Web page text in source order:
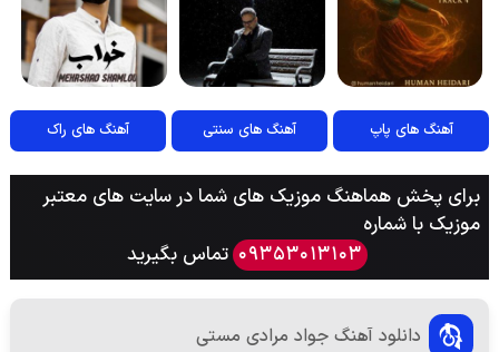
آهنگ های پاپ آهنگ های سنتی آهنگ های راک
برای پخش هماهنگ موزیک های شما در سایت های معتبر
موزیک با شماره
09353013103 تماس بگیرید
دانلود آهنگ جواد مرادی مستی